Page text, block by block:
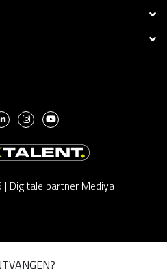
| Digitale partner Mediya